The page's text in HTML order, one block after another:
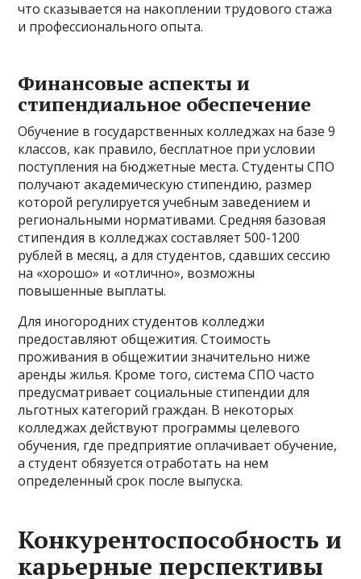
что сказывается на накоплении трудового стажа
и профессионального опыта.
Финансовые аспекты и
стипендиальное обеспечение
Обучение в государственных колледжах на базе 9
классов, как правило, бесплатное при условии
поступления на бюджетные места. Студенты СПО
получают академическую стипендию, размер
которой регулируется учебным заведением и
региональными нормативами. Средняя базовая
стипендия в колледжах составляет 500-1200
рублей в месяц, а для студентов, сдавших сессию
на «хорошо» и «отлично», возможны
повышенные выплаты.
Для иногородних студентов колледжи
предоставляют общежития. Стоимость
проживания в общежитии значительно ниже
аренды жилья. Кроме того, система СПО часто
предусматривает социальные стипендии для
льготных категорий граждан. В некоторых
колледжах действуют программы целевого
обучения, где предприятие оплачивает обучение,
а студент обязуется отработать на нем
определенный срок после выпуска.
Конкурентоспособность и
карьерные перспективы